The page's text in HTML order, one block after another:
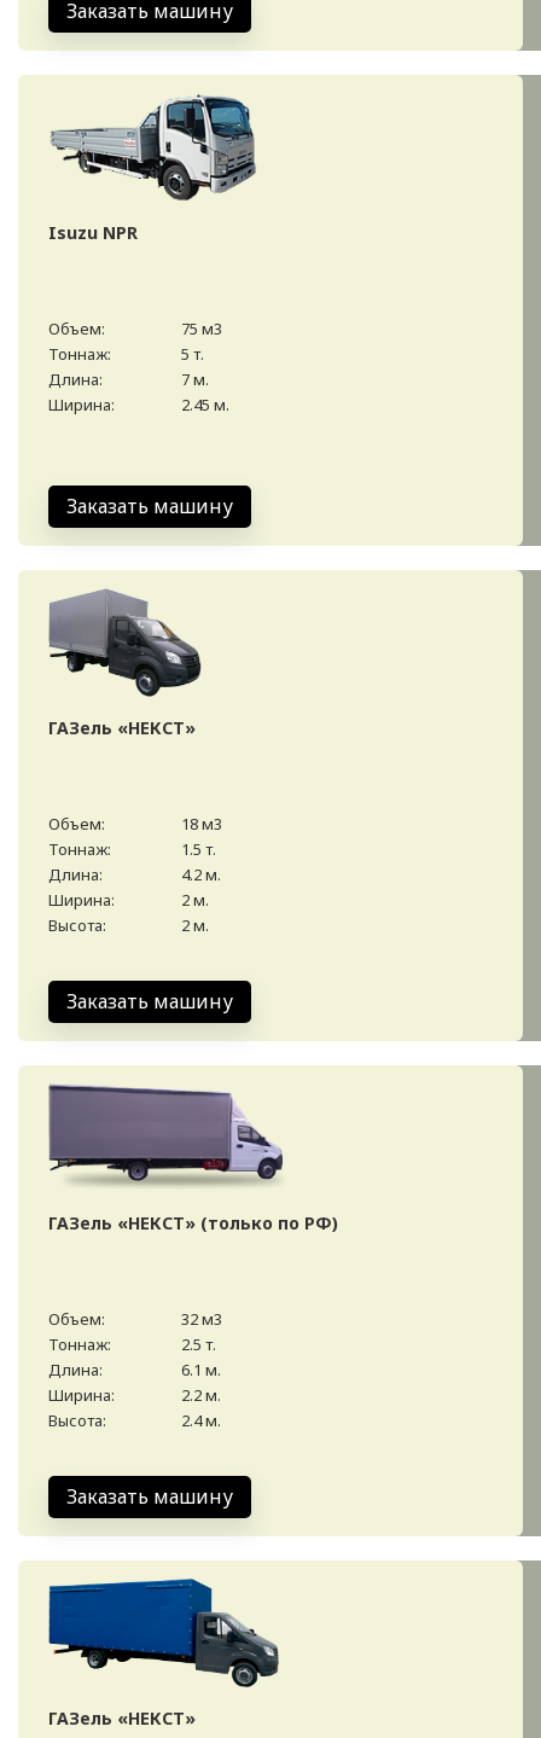
Заказать машину
Isuzu NPR
Объем:
75 м3
Тоннаж:
5 т.
Длина:
7 м.
Ширина:
2.45 м.
Заказать машину
ГАЗель «НЕКСТ»
Объем:
18 м3
Тоннаж:
1.5 т.
Длина:
4.2 м.
Ширина:
2 м.
Высота:
2 м.
Заказать машину
ГАЗель «НЕКСТ» (только по РФ)
Объем:
32 м3
Тоннаж:
2.5 т.
Длина:
6.1 м.
Ширина:
2.2 м.
Высота:
2.4 м.
Заказать машину
ГАЗель «НЕКСТ»